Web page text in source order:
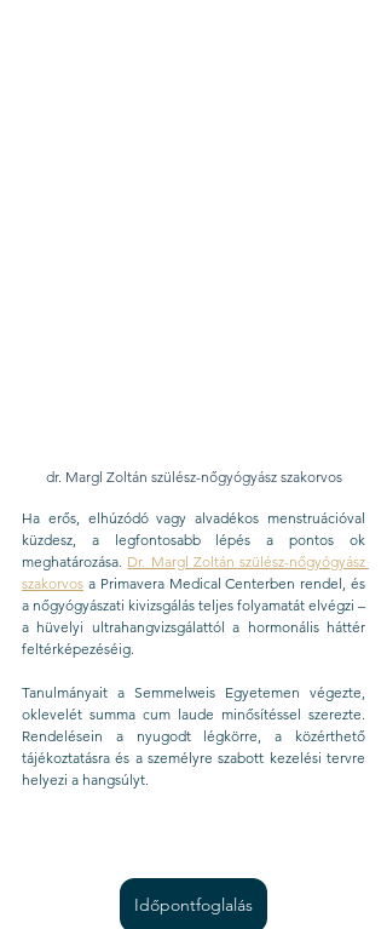
dr. Margl Zoltán szülész-nőgyógyász szakorvos
Ha erős, elhúzódó vagy alvadékos menstruációval
küzdesz, a legfontosabb lépés a pontos ok
meghatározása. Dr. Margl Zoltán szülész-nőgyógyász
szakorvos a Primavera Medical Centerben rendel, és
a nőgyógyászati kivizsgálás teljes folyamatát elvégzi –
a hüvelyi ultrahangvizsgálattól a hormonális háttér
feltérképezéséig.
Tanulmányait a Semmelweis Egyetemen végezte,
oklevelét summa cum laude minősítéssel szerezte.
Rendelésein a nyugodt légkörre, a közérthető
tájékoztatásra és a személyre szabott kezelési tervre
helyezi a hangsúlyt.
Időpontfoglalás